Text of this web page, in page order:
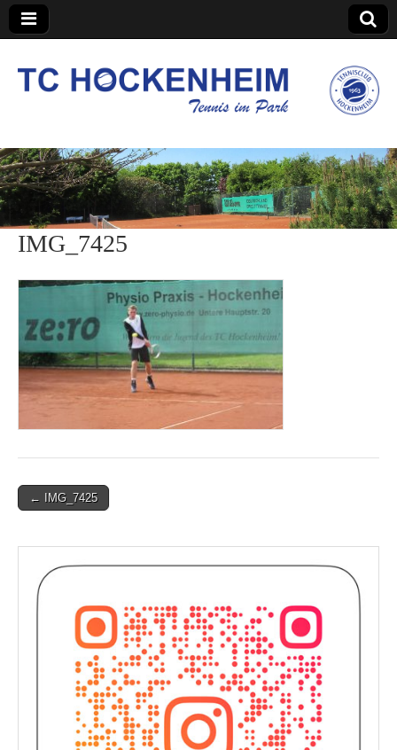
TC Hockenheim
IMG_7425
Post← IMG_7425